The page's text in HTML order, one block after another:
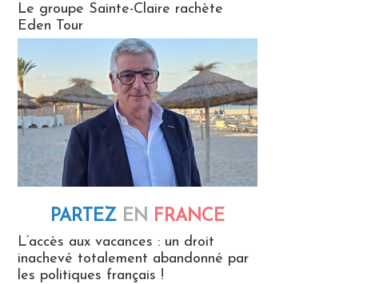
Le groupe Sainte-Claire rachète
Eden Tour
PARTEZ EN FRANCE
L’accès aux vacances : un droit
inachevé totalement abandonné par
les politiques français !